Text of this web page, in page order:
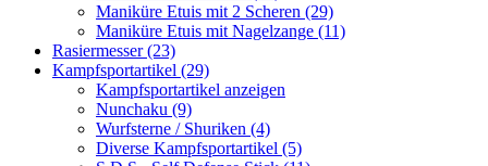
Maniküre Etuis mit 2 Scheren (29)
Maniküre Etuis mit Nagelzange (11)
Rasiermesser (23)
Kampfsportartikel (29)
Kampfsportartikel anzeigen
Nunchaku (9)
Wurfsterne / Shuriken (4)
Diverse Kampfsportartikel (5)